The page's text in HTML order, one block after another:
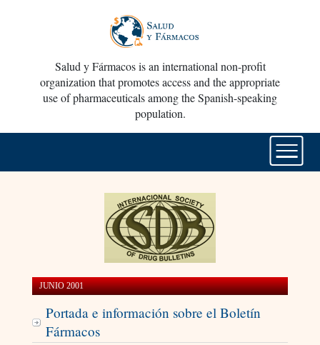
Salud y Fármacos is an international non-profit
organization that promotes access and the appropriate
use of pharmaceuticals among the Spanish-speaking
population.
JUNIO 2001
Portada e información sobre el Boletín
Fármacos